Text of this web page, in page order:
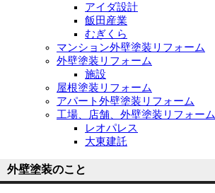
アイダ設計
飯田産業
むぎくら
マンション外壁塗装リフォーム
外壁塗装リフォーム
施設
屋根塗装リフォーム
アパート外壁塗装リフォーム
工場、店舗、外壁塗装リフォーム
レオパレス
大東建託
外壁塗装のこと